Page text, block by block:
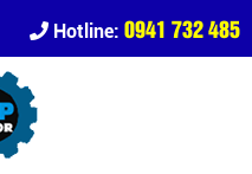
Hotline: 0941 732 485